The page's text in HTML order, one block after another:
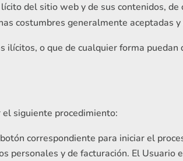
del sitio web y de sus contenidos,
costumbres generalmente aceptadas
ilícitos, o que de cualquier forma
siguiente procedimiento:
correspondiente para iniciar el
personales y de facturación. El Usuario